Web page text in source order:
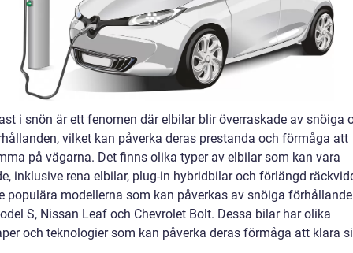
i snön är ett fenomen där elbilar blir överraskade av snöiga
vilket kan påverka deras prestanda och förmåga att
på vägarna. Det finns olika typer av elbilar som kan vara
inklusive rena elbilar, plug-in hybridbilar och förlängd
populära modellerna som kan påverkas av snöiga
S, Nissan Leaf och Chevrolet Bolt. Dessa bilar har olika
och teknologier som kan påverka deras förmåga att klara